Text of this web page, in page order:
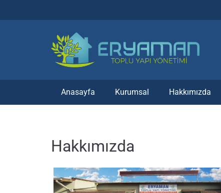
Anasayfa Kurumsal Hakkımızda
Hakkımızda